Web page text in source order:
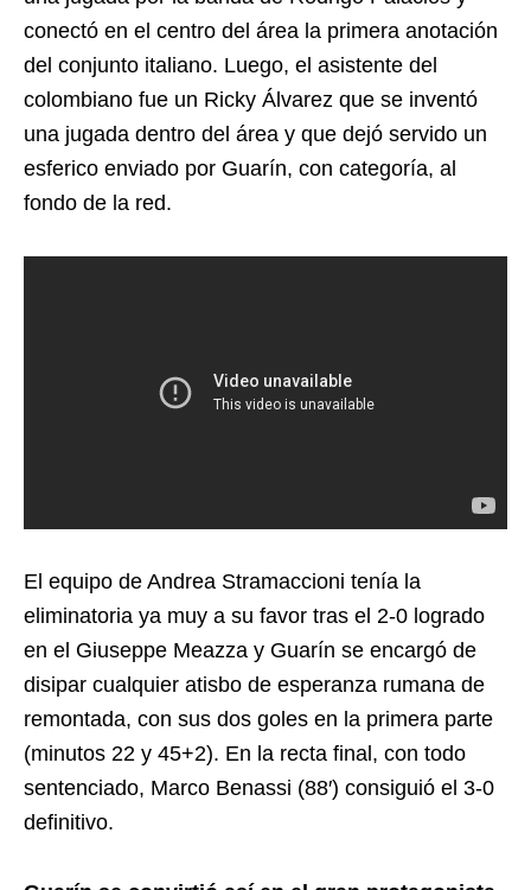
conectó en el centro del área la primera anotación
del conjunto italiano. Luego, el asistente del
colombiano fue un Ricky Álvarez que se inventó
una jugada dentro del área y que dejó servido un
esferico enviado por Guarín, con categoría, al
fondo de la red.
El equipo de Andrea Stramaccioni tenía la
eliminatoria ya muy a su favor tras el 2-0 logrado
en el Giuseppe Meazza y Guarín se encargó de
disipar cualquier atisbo de esperanza rumana de
remontada, con sus dos goles en la primera parte
(minutos 22 y 45+2). En la recta final, con todo
sentenciado, Marco Benassi (88′) consiguió el 3-0
definitivo.